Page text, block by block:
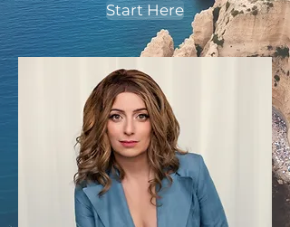
Start Here